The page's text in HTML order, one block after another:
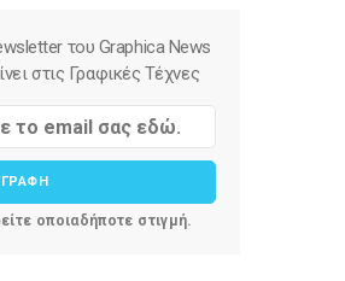
του Graphica News
στις Γραφικές Τέχνες
οποιαδήποτε στιγμή.